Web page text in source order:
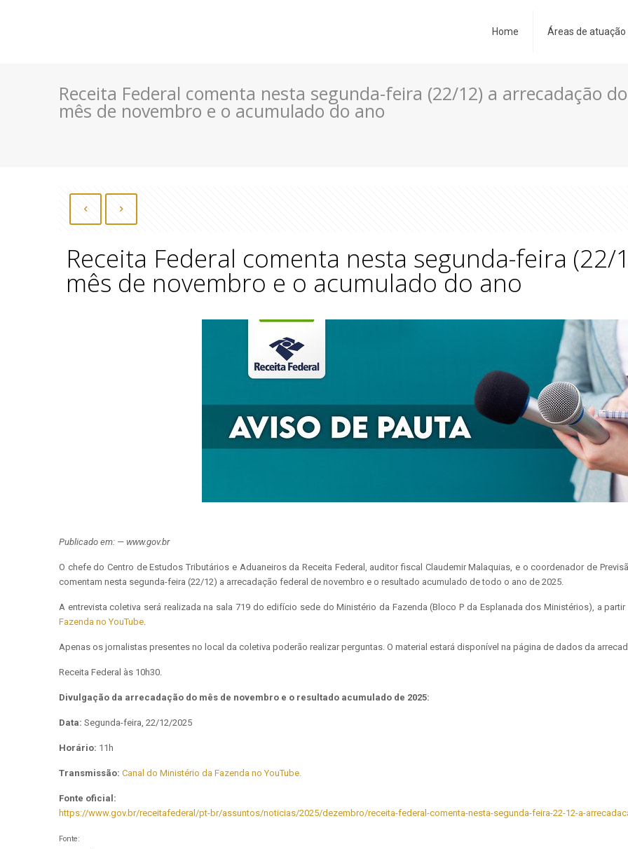
Home Áreas de atuação
Receita Federal comenta nesta segunda-feira (22/12) a arrecadação do
mês de novembro e o acumulado do ano
Receita Federal comenta nesta segunda-feira
mês de novembro e o acumulado do ano
Publicado em: — www.gov.br
O chefe do Centro de Estudos Tributários e Aduaneiros da Receita Federal, auditor fiscal Claudemir Malaquias, e o coordenador de
comentam nesta segunda-feira (22/12) a arrecadação federal de novembro e o resultado acumulado de todo o ano de 2025.
A entrevista coletiva será realizada na sala 719 do edifício sede do Ministério da Fazenda (Bloco P da Esplanada dos Ministérios), a
Fazenda no YouTube.
Apenas os jornalistas presentes no local da coletiva poderão realizar perguntas. O material estará disponível na página de dados da
Receita Federal às 10h30.
Divulgação da arrecadação do mês de novembro e o resultado acumulado de 2025:
Data: Segunda-feira, 22/12/2025
Horário: 11h
Transmissão: Canal do Ministério da Fazenda no YouTube.
Fonte oficial:
https://www.gov.br/receitafederal/pt-br/assuntos/noticias/2025/dezembro/receita-federal-comenta-nesta-segunda-feira-22-12-a-
Fonte: